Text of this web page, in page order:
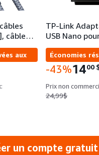
câble…
aux
TP-Link
USB Nano
Économies
entreprises
-43%1400
Prix non
24,99$
un compte gratuit